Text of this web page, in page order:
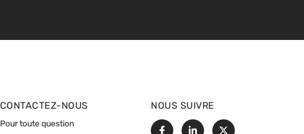
CONTACTEZ-NOUS
Pour toute question
NOUS SUIVRE